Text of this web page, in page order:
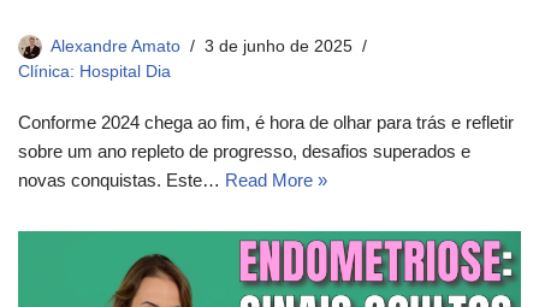
Alexandre Amato
3 de junho de 2025
Clínica: Hospital Dia
Conforme 2024 chega ao fim, é hora de olhar para trás e refletir
sobre um ano repleto de progresso, desafios superados e
novas conquistas. Este… Read More »